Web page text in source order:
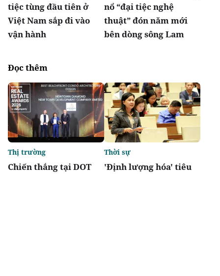
tiệc tùng đầu tiên ở
Việt Nam sắp đi vào
vận hành
nổ “đại tiệc nghệ
thuật” đón năm mới
bên dòng sông Lam
Đọc thêm
Chiến thắng tại DOT
Thị trường
'Định lượng hóa' tiêu
Thời sự